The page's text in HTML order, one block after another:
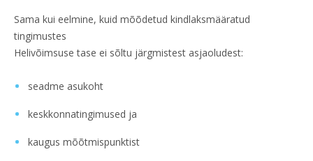
Sama kui eelmine, kuid mõõdetud kindlaksmääratud
tingimustes
Helivõimsuse tase ei sõltu järgmistest asjaoludest:
seadme asukoht
keskkonnatingimused ja
kaugus mõõtmispunktist